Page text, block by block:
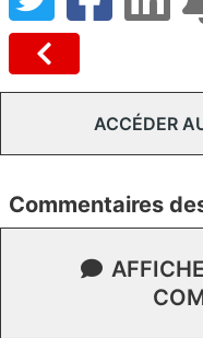
ACCÉDER
Commentaires